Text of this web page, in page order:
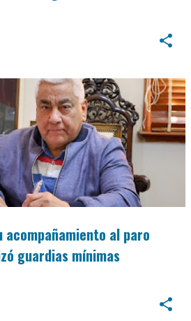
al paro
guardias mínimas